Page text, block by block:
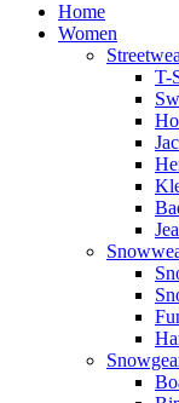
Home
Women
T-